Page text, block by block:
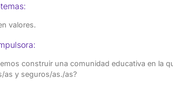
valores.
construir una comunidad educativa en la
as y seguros/as./as?